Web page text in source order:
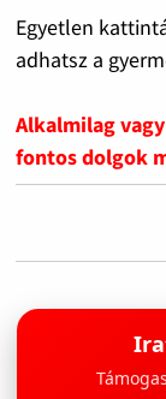
Egyetlen
adhatsz a
Alkalmilag
fontos dolgok